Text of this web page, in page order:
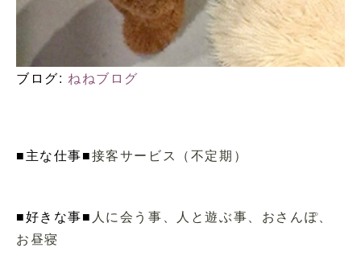
ブログ: ねねブログ
■主な仕事■接客サービス（不定期）
■好きな事■ 人に会う事、人と遊ぶ事、おさんぽ、
お昼寝